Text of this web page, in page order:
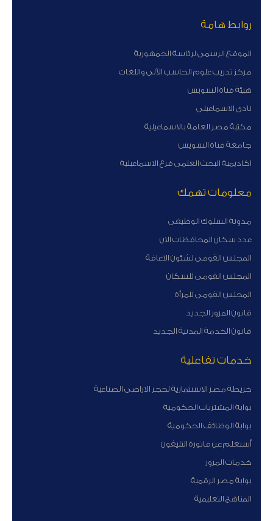
روابط هامة
الموقع الرسمى لرئاسة الجمهورية
مركز تدريب علوم الحاسب الآلى واللغات
هيئة قناة السوبس
نادى الاسماعيلى
مكتبة مصر العامة بالاسماعيلية
جامعة قناة السويس
اكاديمية البحث العلمى فرع الاسماعيلية
معلومات تهمك
مدونة السلوك الوظيفى
عدد سكان المحافظات الان
المجلس القومى لشئون الاعاقة
المجلس القومى للسكان
المجلس القومى للمرأة
قانون المرور الجديد
قانون الخدمة المدنية الجديد
خدمات تفاعلية
خريطة مصر الاستثمارية لحجز الاراضى الصناعية
بوابة المشتريات الحكومية
بوابة الوظائف الحكومية
أستعلم عن فاتورة التليفون
خدمات المرور
بوابة مصر الرقمية
المناهج التعليمية